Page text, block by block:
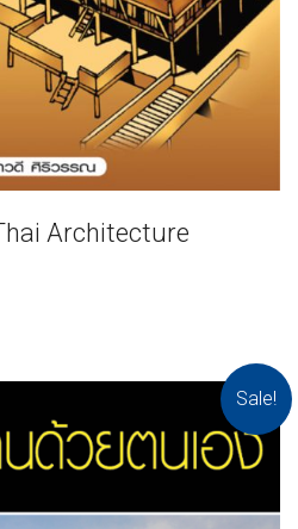
Architecture
Sale!